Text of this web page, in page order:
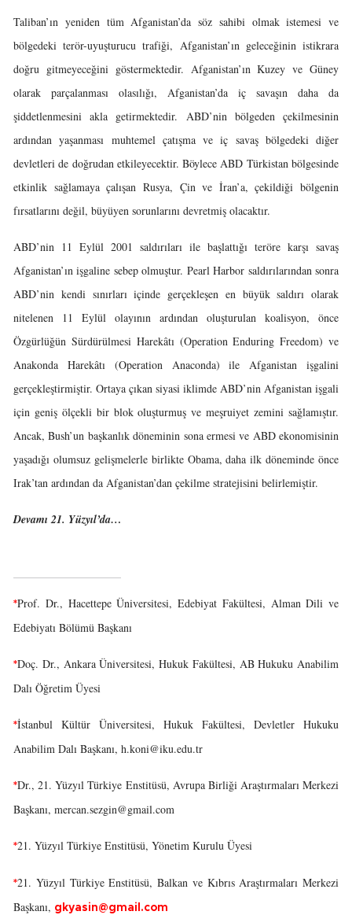
Taliban’ın yeniden tüm Afganistan’da söz sahibi olmak istemesi ve
bölgedeki terör-uyuşturucu trafiği, Afganistan’ın geleceğinin istikrara
doğru gitmeyeceğini göstermektedir. Afganistan’ın Kuzey ve Güney
olarak parçalanması olasılığı, Afganistan’da iç savaşın daha da
şiddetlenmesini akla getirmektedir. ABD’nin bölgeden çekilmesinin
ardından yaşanması muhtemel çatışma ve iç savaş bölgedeki diğer
devletleri de doğrudan etkileyecektir. Böylece ABD Türkistan bölgesinde
etkinlik sağlamaya çalışan Rusya, Çin ve İran’a, çekildiği bölgenin
fırsatlarını değil, büyüyen sorunlarını devretmiş olacaktır.
ABD’nin 11 Eylül 2001 saldırıları ile başlattığı teröre karşı savaş
Afganistan’ın işgaline sebep olmuştur. Pearl Harbor saldırılarından sonra
ABD’nin kendi sınırları içinde gerçekleşen en büyük saldırı olarak
nitelenen 11 Eylül olayının ardından oluşturulan koalisyon, önce
Özgürlüğün Sürdürülmesi Harekâtı (Operation Enduring Freedom) ve
Anakonda Harekâtı (Operation Anaconda) ile Afganistan işgalini
gerçekleştirmiştir. Ortaya çıkan siyasi iklimde ABD’nin Afganistan işgali
için geniş ölçekli bir blok oluşturmuş ve meşruiyet zemini sağlamıştır.
Ancak, Bush’un başkanlık döneminin sona ermesi ve ABD ekonomisinin
yaşadığı olumsuz gelişmelerle birlikte Obama, daha ilk döneminde önce
Irak’tan ardından da Afganistan’dan çekilme stratejisini belirlemiştir.
Devamı 21. Yüzyıl’da…
*Prof. Dr., Hacettepe Üniversitesi, Edebiyat Fakültesi, Alman Dili ve
Edebiyatı Bölümü Başkanı
*Doç. Dr., Ankara Üniversitesi, Hukuk Fakültesi, AB Hukuku Anabilim
Dalı Öğretim Üyesi
*İstanbul Kültür Üniversitesi, Hukuk Fakültesi, Devletler Hukuku
Anabilim Dalı Başkanı, h.koni@iku.edu.tr
*Dr., 21. Yüzyıl Türkiye Enstitüsü, Avrupa Birliği Araştırmaları Merkezi
Başkanı, mercan.sezgin@gmail.com
*21. Yüzyıl Türkiye Enstitüsü, Yönetim Kurulu Üyesi
*21. Yüzyıl Türkiye Enstitüsü, Balkan ve Kıbrıs Araştırmaları Merkezi
Başkanı, gkyasin@gmail.com